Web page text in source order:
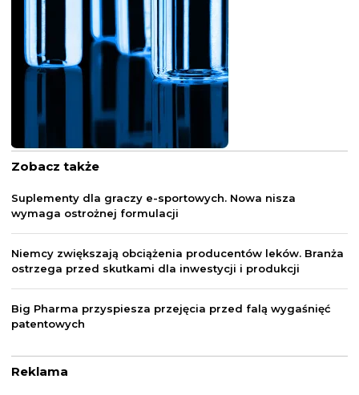
Zobacz także
Suplementy dla graczy e-sportowych. Nowa nisza
wymaga ostrożnej formulacji
Niemcy zwiększają obciążenia producentów leków. Branża
ostrzega przed skutkami dla inwestycji i produkcji
Big Pharma przyspiesza przejęcia przed falą wygaśnięć
patentowych
Reklama